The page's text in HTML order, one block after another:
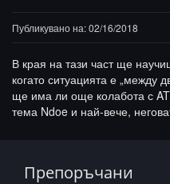
Публикувано на: 02/16/2018
В края на тази част ще
когато ситуацията е „между
ще има ли още колабота с
тема Ndoe и най-вече,
Препоръчани